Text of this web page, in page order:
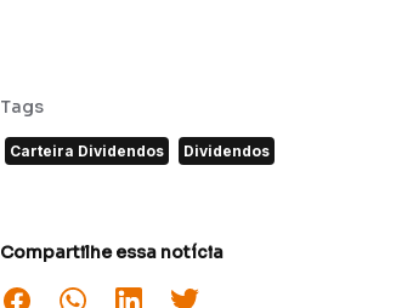
Tags
Carteira Dividendos Dividendos
Compartilhe essa notícia